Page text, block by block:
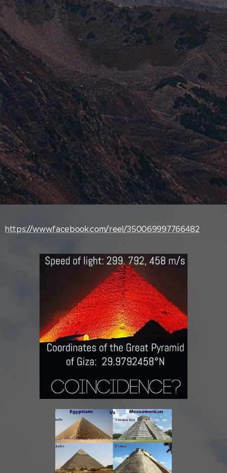
https://www.facebook.com/reel/350069997766482